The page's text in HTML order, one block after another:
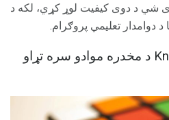
شي د دوی کیفیت لوړ کړي، لکه د
د دوامدار تعلیمي پروګرام.
3 - گیجټس یا Knickknacks د مخدره موادو سره تړاو